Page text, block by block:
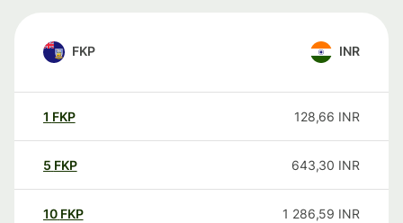
FKP INR
1 FKP 128,66 INR
5 FKP 643,30 INR
10 FKP 1 286,59 INR